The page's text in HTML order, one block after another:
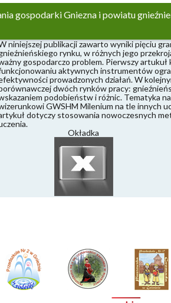
gospodarki Gniezna i powiatu
niniejszej publikacji zawarto wyniki pięciu
rynku, w różnych jego
gospodarczo problem. Pierwszy artukuł
aktywnych instrumentów
prowadzonych działań. W
dwóch rynków pracy:
podobieństw i różnic. Tematyka
GWSHM Milenium na tle innych
dotyczy stosowania nowoczesnych
Okładka